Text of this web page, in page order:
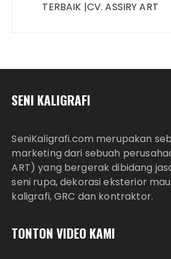
TERBAIK |CV. ASSIRY ART
SENI KALIGRAFI
SeniKaligrafi.com merupakan
marketing dari sebuah
ART) yang bergerak dibidang
seni rupa, dekorasi eksterior
kaligrafi, GRC dan kontraktor.
TONTON VIDEO KAMI